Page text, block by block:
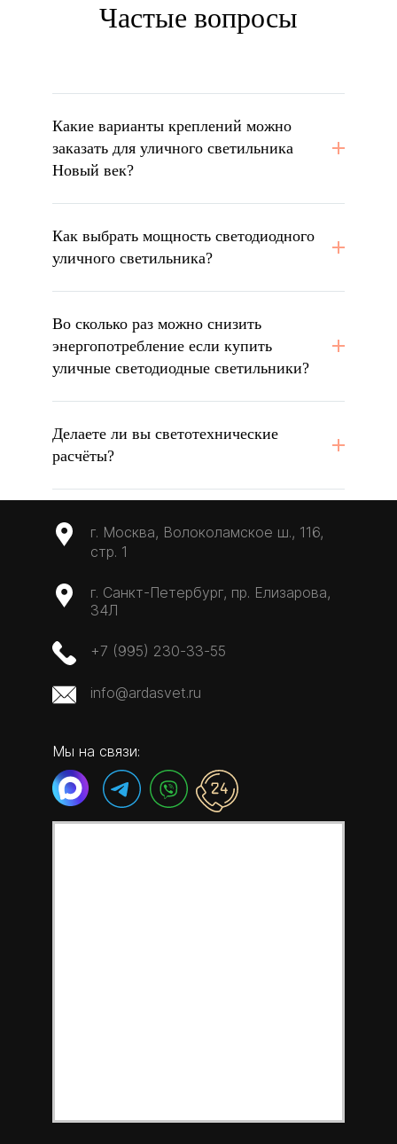
Частые вопросы
Какие варианты креплений можно
заказать для уличного светильника
Новый век?
Как выбрать мощность светодиодного
уличного светильника?
Во сколько раз можно снизить
энергопотребление если купить
уличные светодиодные светильники?
Делаете ли вы светотехнические
расчёты?
г. Москва, Волоколамское ш., 116,
стр. 1
г. Санкт-Петербург, пр. Елизарова,
34Л
+7 (995) 230-33-55
info@ardasvet.ru
Мы на связи: